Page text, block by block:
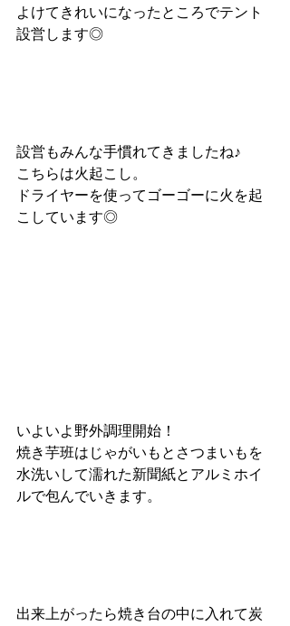
よけてきれいになったところでテント
設営します◎
設営もみんな手慣れてきましたね♪
こちらは火起こし。
ドライヤーを使ってゴーゴーに火を起
こしています◎
いよいよ野外調理開始！
焼き芋班はじゃがいもとさつまいもを
水洗いして濡れた新聞紙とアルミホイ
ルで包んでいきます。
出来上がったら焼き台の中に入れて炭